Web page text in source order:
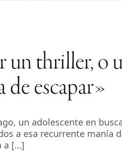
un thriller, o
de escapar»
un adolescente en
a esa recurrente manía
a […]